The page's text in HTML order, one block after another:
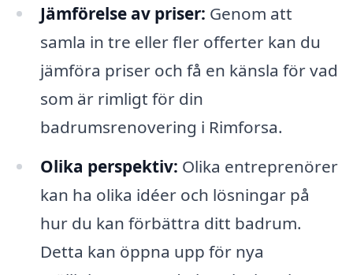
Jämförelse av priser: Genom att
samla in tre eller fler offerter kan du
jämföra priser och få en känsla för vad
som är rimligt för din
badrumsrenovering i Rimforsa.
Olika perspektiv: Olika entreprenörer
kan ha olika idéer och lösningar på
hur du kan förbättra ditt badrum.
Detta kan öppna upp för nya